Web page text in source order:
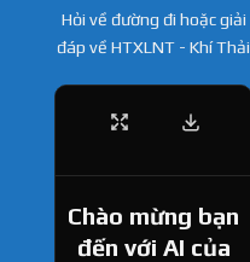
Hỏi về đường đi hoặc giải
đáp về HTXLNT - Khí Thải
Chào mừng bạn
đến với AI của